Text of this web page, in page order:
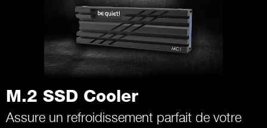
M.2 SSD Cooler
Assure un refroidissement parfait de votre